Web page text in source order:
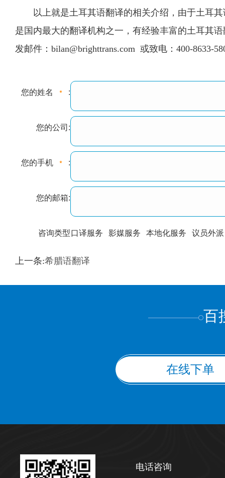
以上就是土耳其语翻译的相关介绍，由于土耳其
是国内最大的翻译机构之一，有经验丰富的土耳其
发邮件： bilan@brighttrans.com或致电：400-8633-
您的姓名 :
您的公司:
您的手机 :
您的邮箱:
咨询类型口译服务 影媒服务 本地化服务 议员外派
训翻译
上一条:希腊语翻译
百
在线下单
电话咨询